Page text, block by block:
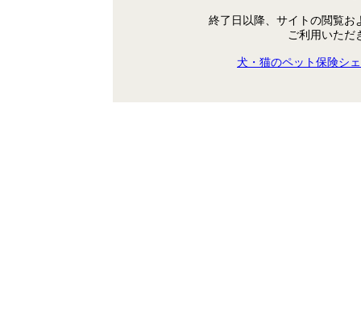
終了日以降、サイトの閲覧お
ご利用いただ
犬・猫のペット保険シ